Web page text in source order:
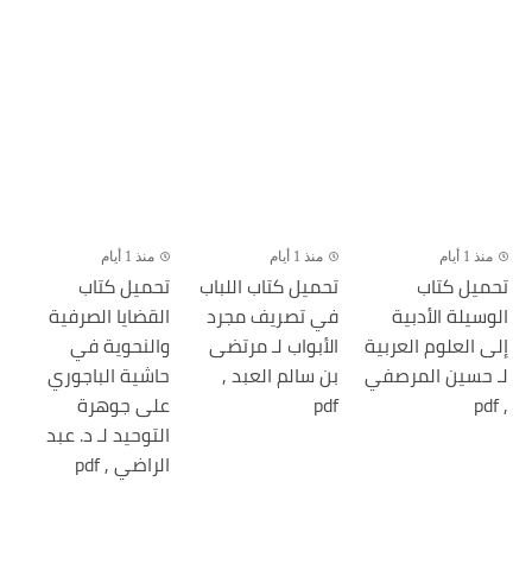
منذ 1 أيام
تحميل كتاب
الوسيلة الأدبية
إلى العلوم العربية
لـ حسين المرصفي
, pdf
منذ 1 أيام
تحميل كتاب اللباب
في تصريف مجرد
الأبواب لـ مرتضى
بن سالم العبد ,
pdf
منذ 1 أيام
تحميل كتاب
القضايا الصرفية
والنحوية في
حاشية الباجوري
على جوهرة
التوحيد لـ د. عبد
الراضي , pdf